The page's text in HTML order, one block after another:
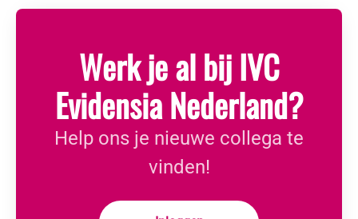
Werk je al bij IVC
Evidensia Nederland?
Help ons je nieuwe collega te
vinden!